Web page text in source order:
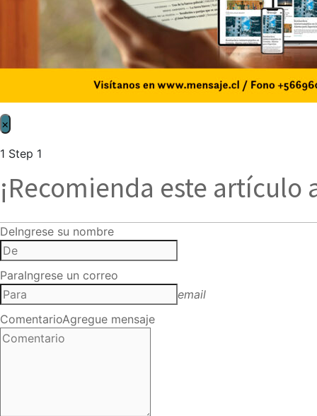
×
1 Step 1
¡Recomienda este artículo
DeIngrese su nombre
ParaIngrese un correo
email
ComentarioAgregue mensaje